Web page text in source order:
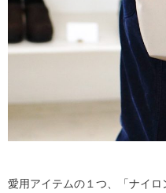
愛用アイテムの１つ、「ナイロ